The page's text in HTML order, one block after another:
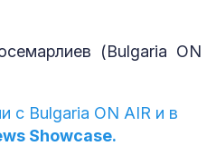
(Bulgaria ON
с Bulgaria ON AIR и в
Showcase.